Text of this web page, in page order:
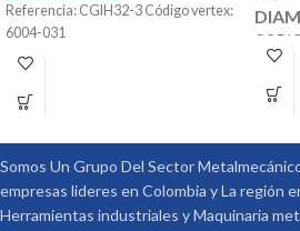
Referencia: CGIH32-3 Código vertex:
6004-031
DP-1
Somos Un Grupo Del Sector
empresas lideres en Colombia y La región
Herramientas industriales y Maquinaria